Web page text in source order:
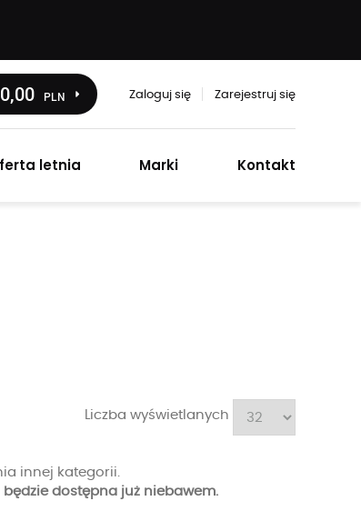
0,00 PLN Zaloguj się Zarejestruj się
letnia Marki Kontakt
Liczba wyświetlanych
innej kategorii.
dostępna już niebawem.